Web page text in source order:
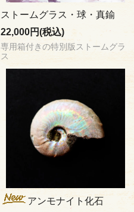
ストームグラス・球・真鍮
22,000円(税込)
専用箱付きの特別版ストームグラ
ス
アンモナイト化石